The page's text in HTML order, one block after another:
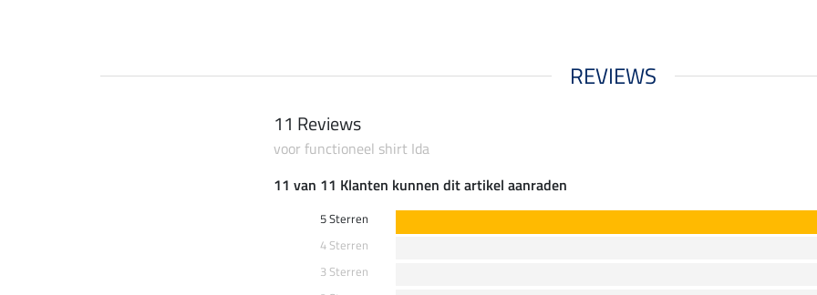
REVIEWS
11 Reviews
voor functioneel shirt Ida
11 van 11 Klanten kunnen dit artikel aanraden
5 Sterren
4 Sterren
3 Sterren